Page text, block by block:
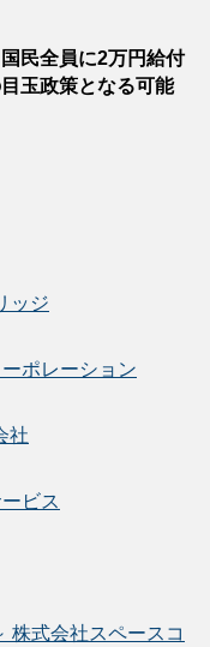
民全員に2万円給付
玉政策となる可能
ッジ
ポレーション
社
ビス
株式会社スペースコ